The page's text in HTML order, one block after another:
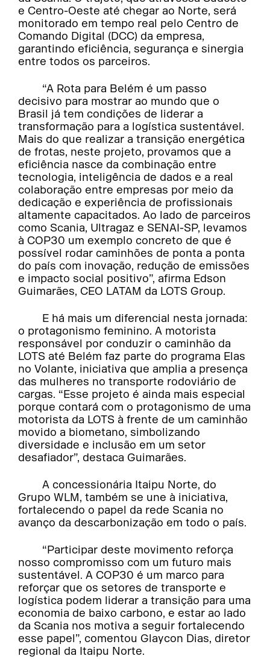
e Centro-Oeste até chegar ao Norte, será
monitorado em tempo real pelo Centro de
Comando Digital (DCC) da empresa,
garantindo eficiência, segurança e sinergia
entre todos os parceiros.
“A Rota para Belém é um passo
decisivo para mostrar ao mundo que o
Brasil já tem condições de liderar a
transformação para a logística sustentável.
Mais do que realizar a transição energética
de frotas, neste projeto, provamos que a
eficiência nasce da combinação entre
tecnologia, inteligência de dados e a real
colaboração entre empresas por meio da
dedicação e experiência de profissionais
altamente capacitados. Ao lado de parceiros
como Scania, Ultragaz e SENAI-SP, levamos
à COP30 um exemplo concreto de que é
possível rodar caminhões de ponta a ponta
do país com inovação, redução de emissões
e impacto social positivo”, afirma Edson
Guimarães, CEO LATAM da LOTS Group.
E há mais um diferencial nesta jornada:
o protagonismo feminino. A motorista
responsável por conduzir o caminhão da
LOTS até Belém faz parte do programa Elas
no Volante, iniciativa que amplia a presença
das mulheres no transporte rodoviário de
cargas. “Esse projeto é ainda mais especial
porque contará com o protagonismo de uma
motorista da LOTS à frente de um caminhão
movido a biometano, simbolizando
diversidade e inclusão em um setor
desafiador”, destaca Guimarães.
A concessionária Itaipu Norte, do
Grupo WLM, também se une à iniciativa,
fortalecendo o papel da rede Scania no
avanço da descarbonização em todo o país.
“Participar deste movimento reforça
nosso compromisso com um futuro mais
sustentável. A COP30 é um marco para
reforçar que os setores de transporte e
logística podem liderar a transição para uma
economia de baixo carbono, e estar ao lado
da Scania nos motiva a seguir fortalecendo
esse papel”, comentou Glaycon Dias, diretor
regional da Itaipu Norte.